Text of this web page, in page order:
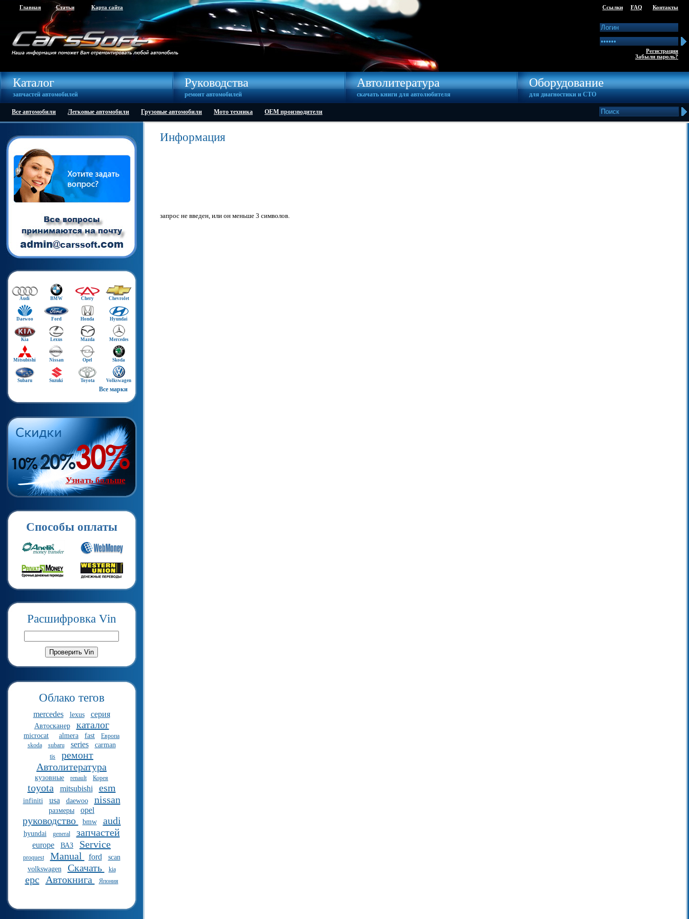
Главная Статьи Карта сайта Ссылки FAQ Контакты
Регистрация
Забыли пароль?
Каталог
запчастей автомобилей
Руководства
ремонт автомобилей
Автолитература
скачать книги для автолюбителя
Оборудование
для диагностики и СТО
Все автомобили Легковые автомобили Грузовые автомобили Мото техника OEM производители
Audi BMW Chery Chevrolet
Daewoo Ford Honda Hyundai
Kia Lexus Mazda Mercedes
Mitsubishi Nissan Opel Skoda
Subaru Suzuki Toyota Volkswagen
Все марки
Узнать больше
Способы оплаты
Расшифровка Vin
Облако тегов
mercedes lexus серия
Автосканер каталог
microcat almera fast
Европа
skoda
subaru series carman
tis
ремонт
Автолитература
кузовные renault Корея
toyota mitsubishi esm
infiniti usa daewoo nissan
размеры opel
руководство bmw audi
hyundai general запчастей
europe ВАЗ Service
proquest Manual ford
scan
volkswagen
Скачать kia
epc Автокнига Япония
Информация
запрос не введен, или он меньше 3 символов.